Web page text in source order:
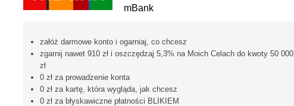
mBank
załóż darmowe konto i ogarniaj, co chcesz
zgarnij nawet 910 zł i oszczędzaj 5,3% na Moich Celach do kwoty 50 000
zł
0 zł za prowadzenie konta
0 zł za kartę, która wygląda, jak chcesz
0 zł za błyskawiczne płatności BLIKIEM